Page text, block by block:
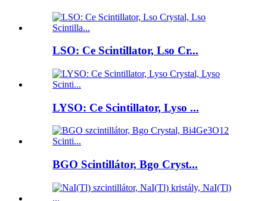
LSO: Ce Scintillator, Lso Cr...
LYSO: Ce Scintillator, Lyso ...
BGO Scintillátor, Bgo Cryst...